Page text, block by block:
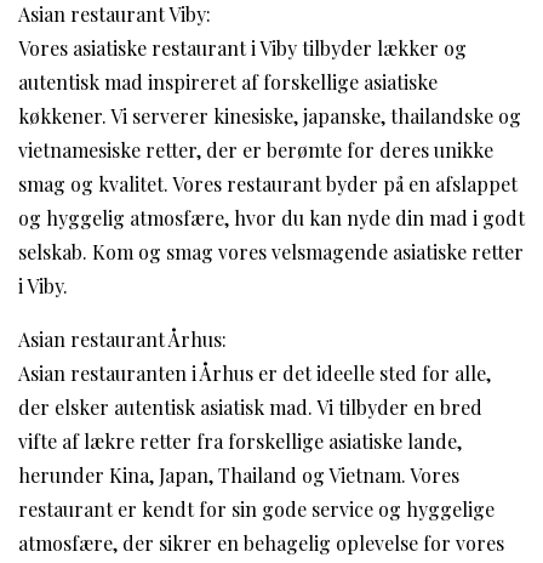
Asian restaurant Viby:
Vores asiatiske restaurant i Viby tilbyder lækker og
autentisk mad inspireret af forskellige asiatiske
køkkener. Vi serverer kinesiske, japanske, thailandske og
vietnamesiske retter, der er berømte for deres unikke
smag og kvalitet. Vores restaurant byder på en afslappet
og hyggelig atmosfære, hvor du kan nyde din mad i godt
selskab. Kom og smag vores velsmagende asiatiske retter
i Viby.
Asian restaurant Århus:
Asian restauranten i Århus er det ideelle sted for alle,
der elsker autentisk asiatisk mad. Vi tilbyder en bred
vifte af lækre retter fra forskellige asiatiske lande,
herunder Kina, Japan, Thailand og Vietnam. Vores
restaurant er kendt for sin gode service og hyggelige
atmosfære, der sikrer en behagelig oplevelse for vores